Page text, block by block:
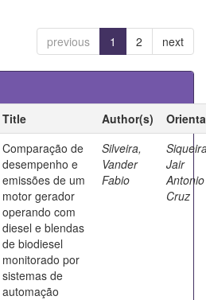
previous 1 2 next
Title Author(s)
Comparação de
desempenho e
emissões de um
motor gerador
operando com
diesel e blendas
de biodiesel
monitorado por
sistemas de
automação
Silveira,
Vander
Fabio
Jair
Antonio
Cruz